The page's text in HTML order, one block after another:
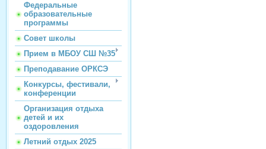
Федеральные
образовательные
программы
Совет школы
Прием в МБОУ СШ №35
Преподавание ОРКСЭ
Конкурсы, фестивали,
конференции
Организация отдыха
детей и их
оздоровления
Летний отдых 2025